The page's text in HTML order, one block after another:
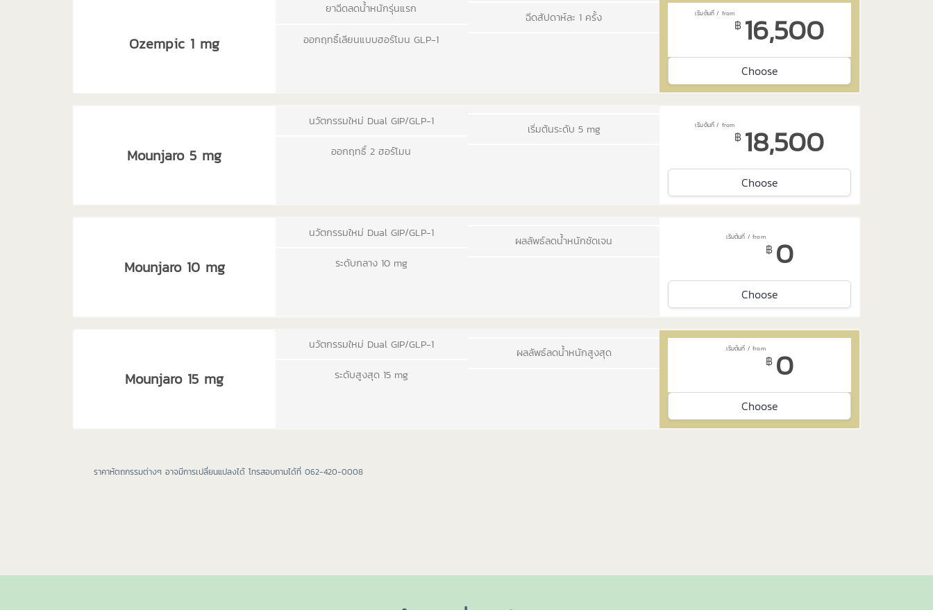
Ozempic 1 mg
ยาฉีดลดน้ำหนักรุ่นแรก
ออกฤทธิ์เลียนแบบฮอร์โมน GLP-1
ฉีดสัปดาห์ละ 1 ครั้ง ฿ 16,500
Choose
Mounjaro 5 mg
นวัตกรรมใหม่ Dual GIP/GLP-1
ออกฤทธิ์ 2 ฮอร์โมน
เริ่มต้นระดับ 5 mg ฿ 18,500
Choose
Mounjaro 10 mg
นวัตกรรมใหม่ Dual GIP/GLP-1
ระดับกลาง 10 mg
ผลลัพธ์ลดน้ำหนักชัดเจน ฿ 0
Choose
Mounjaro 15 mg
นวัตกรรมใหม่ Dual GIP/GLP-1
ระดับสูงสุด 15 mg
ผลลัพธ์ลดน้ำหนักสูงสุด ฿ 0
Choose
ราคาหัตถกรรมต่างๆ อาจมีการเปลี่ยนแปลงได้ โทรสอบถามได้ที่ 062-420-0008